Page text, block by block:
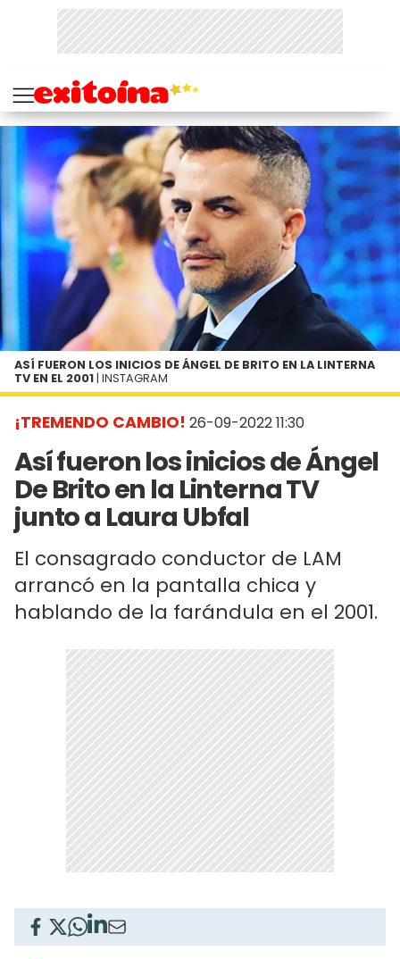
¡TREMENDO CAMBIO! 26-09-2022 11:30
Así fueron los inicios de Ángel
De Brito en la Linterna TV
junto a Laura Ubfal
El consagrado conductor de LAM
arrancó en la pantalla chica y
hablando de la farándula en el 2001.
ASÍ FUERON LOS INICIOS DE ÁNGEL DE BRITO EN LA LINTERNA
TV EN EL 2001 | INSTAGRAM